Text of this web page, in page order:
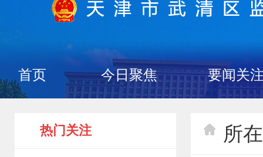
首页 今日聚焦 要闻关
热门关注 所